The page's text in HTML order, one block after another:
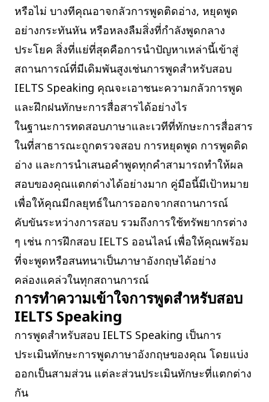
หรือไม่ บางทีคุณอาจกลัวการพูดติดอ่าง, หยุดพูด
อย่างกระทันหัน หรือหลงลืมสิ่งที่กำลังพูดกลาง
ประโยค สิ่งที่แย่ที่สุดคือการนำปัญหาเหล่านี้เข้าสู่
สถานการณ์ที่มีเดิมพันสูงเช่นการพูดสำหรับสอบ
IELTS Speaking คุณจะเอาชนะความกลัวการพูด
และฝึกฝนทักษะการสื่อสารได้อย่างไร
ในฐานะการทดสอบภาษาและเวทีที่ทักษะการสื่อสาร
ในที่สาธารณะถูกตรวจสอบ การหยุดพูด การพูดติด
อ่าง และการนำเสนอคำพูดทุกคำสามารถทำให้ผล
สอบของคุณแตกต่างได้อย่างมาก คู่มือนี้มีเป้าหมาย
เพื่อให้คุณมีกลยุทธ์ในการออกจากสถานการณ์
คับขันระหว่างการสอบ รวมถึงการใช้ทรัพยากรต่าง
ๆ เช่น การฝึกสอบ IELTS ออนไลน์ เพื่อให้คุณพร้อม
ที่จะพูดหรือสนทนาเป็นภาษาอังกฤษได้อย่าง
คล่องแคล่วในทุกสถานการณ์
การทำความเข้าใจการพูดสำหรับสอบ
IELTS Speaking
การพูดสำหรับสอบ IELTS Speaking เป็นการ
ประเมินทักษะการพูดภาษาอังกฤษของคุณ โดยแบ่ง
ออกเป็นสามส่วน แต่ละส่วนประเมินทักษะที่แตกต่าง
กัน